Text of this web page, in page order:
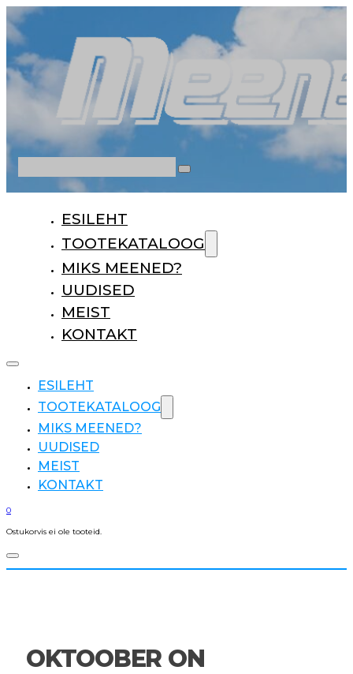
ESILEHT
TOOTEKATALOOG
MIKS MEENED?
UUDISED
MEIST
KONTAKT
ESILEHT
TOOTEKATALOOG
MIKS MEENED?
UUDISED
MEIST
KONTAKT
0
Ostukorvis ei ole tooteid.
OKTOOBER ON